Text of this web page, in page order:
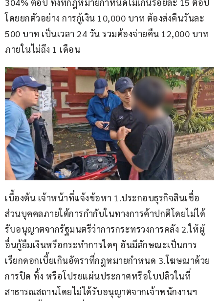
304% ต่อปี ทั้งที่กฎหมายกำหนดไม่เกินร้อยละ 15 ต่อปี
โดยยกตัวอย่าง การกู้เงิน 10,000 บาท ต้องส่งคืนวันละ
500 บาท เป็นเวลา 24 วัน รวมต้องจ่ายคืน 12,000 บาท
ภายในไม่ถึง 1 เดือน
เบื้องต้น เจ้าหน้าที่แจ้งข้อหา 1.ประกอบธุรกิจสินเชื่อ
ส่วนบุคคลภายใต้การกำกับในทางการค้าปกติโดยไม่ได้
รับอนุญาตจากรัฐมนตรีว่าการกระทรวงการคลัง 2.ให้ผู้
อื่นกู้ยืมเงินหรือกระทำการใดๆ อันมีลักษณะเป็นการ
เรียกดอกเบี้ยเกินอัตราที่กฎหมายกำหนด 3.โฆษณาด้วย
การปิด ทิ้ง หรือโปรยแผ่นประกาศหรือใบปลิวในที่
สาธารณสถานโดยไม่ได้รับอนุญาตจากเจ้าพนักงานฯ